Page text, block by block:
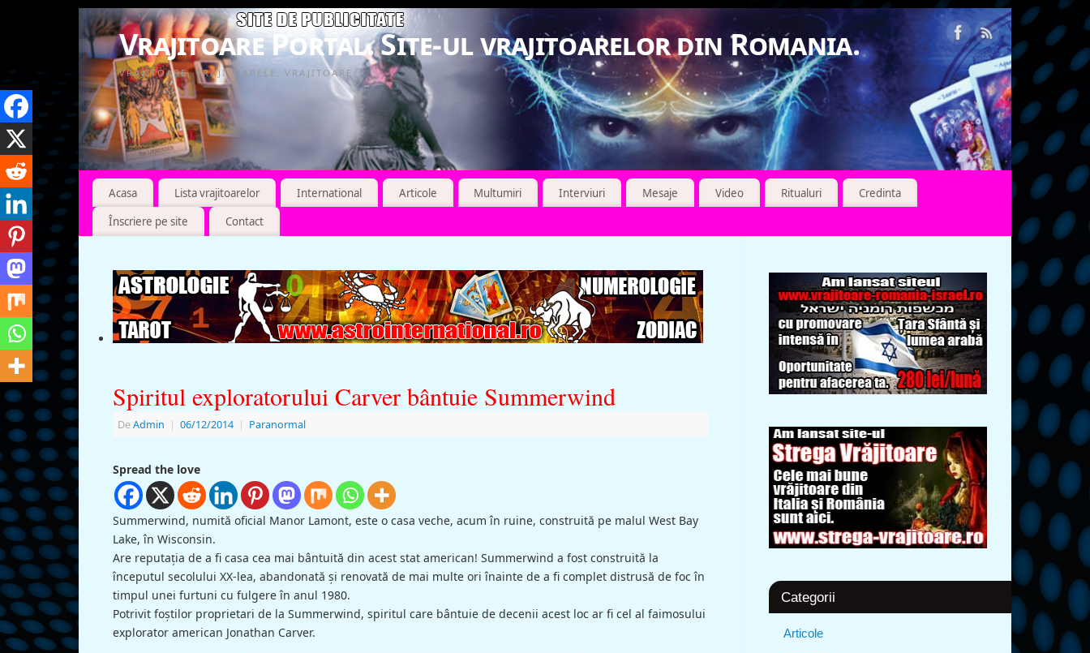
Vrajitoare Portal. Site-ul vrajitoarelor din Romania.
VRAJITOARE, VRAJITOARELE, VRAJITOARE
Acasa Lista vrajitoarelor International Articole Multumiri Interviuri Mesaje Video Ritualuri
Credinta
Înscriere pe site
Contact
Spiritul exploratorului Carver bântuie Summerwind
DeAdmin | 06/12/2014 | Paranormal
Spread the love
Summerwind, numită oficial Manor Lamont, este o casa veche, acum în ruine, construită pe malul West Bay
Lake, în Wisconsin.
Are reputația de a fi casa cea mai bântuită din acest stat american! Summerwind a fost construită la
începutul secolului XX-lea, abandonată și renovată de mai multe ori înainte de a fi complet distrusă de foc în
timpul unei furtuni cu fulgere în anul 1980.
Potrivit foştilor proprietari de la Summerwind, spiritul care bântuie de decenii acest loc ar fi cel al faimosului
explorator american Jonathan Carver.
Categorii
Articole